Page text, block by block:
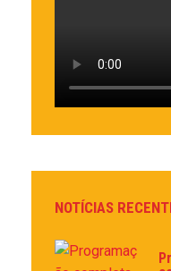
NOTÍCIAS